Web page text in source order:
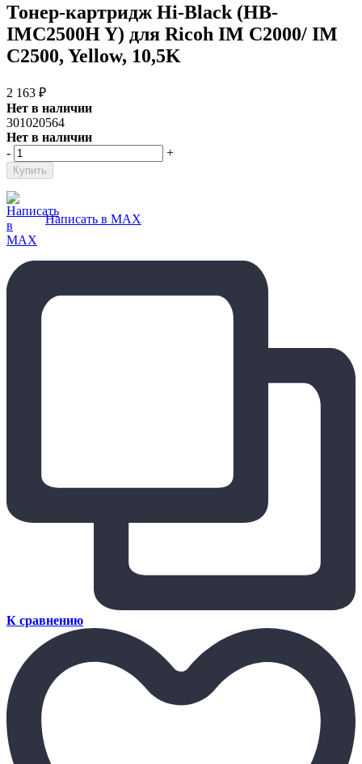
Тонер-картридж Hi-Black (HB-
IMC2500H Y) для Ricoh IM C2000/ IM
C2500, Yellow, 10,5K
2 163 ₽
Нет в наличии
301020564
Нет в наличии
-
+
Написать в MAX
К сравнению